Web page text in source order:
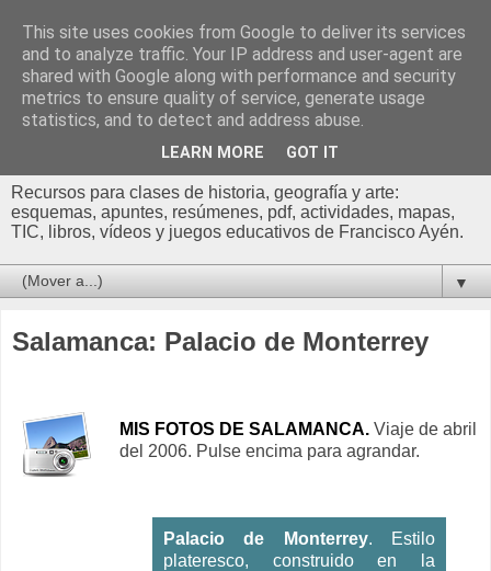
Profesor Francisco |
Recursos de Geografía,
Historia y Arte
Recursos para clases de historia, geografía y arte:
esquemas, apuntes, resúmenes, pdf, actividades, mapas,
TIC, libros, vídeos y juegos educativos de Francisco Ayén.
▼
Salamanca: Palacio de Monterrey
MIS FOTOS DE SALAMANCA. Viaje de abril
del 2006. Pulse encima para agrandar.
Palacio de Monterrey. Estilo
plateresco, construido en la
This site uses cookies from Google to deliver its services
and to analyze traffic. Your IP address and user-agent are
shared with Google along with performance and security
metrics to ensure quality of service, generate usage
statistics, and to detect and address abuse.
LEARN MORE GOT IT